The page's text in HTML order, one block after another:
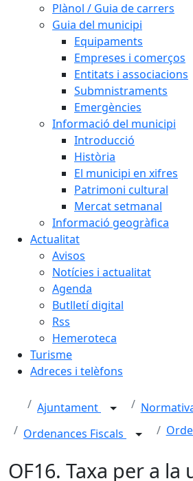
Plànol / Guia de carrers
Guia del municipi
Equipaments
Empreses i comerços
Entitats i associacions
Submnistraments
Emergències
Informació del municipi
Introducció
Història
El municipi en xifres
Patrimoni cultural
Mercat setmanal
Informació geogràfica
Actualitat
Avisos
Notícies i actualitat
Agenda
Butlletí digital
Rss
Hemeroteca
Turisme
Adreces i telèfons
Ajuntament
Ordenances Fiscals
OF16. Taxa per a la